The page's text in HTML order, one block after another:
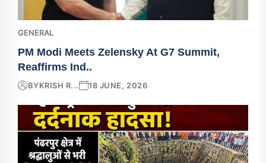
GENERAL
PM Modi Meets Zelensky At G7 Summit,
Reaffirms Ind..
BYKRISH R... 18 JUNE, 2026